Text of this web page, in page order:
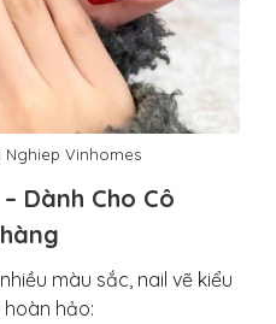
Nghiep Vinhomes
Dành Cho Cô
màu sắc, nail vẽ kiểu
hoàn hảo: